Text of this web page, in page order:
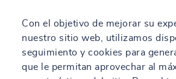
Con el objetivo de mejorar su
nuestro sitio web, utilizamos
seguimiento y cookies para
que le permitan aprovechar al